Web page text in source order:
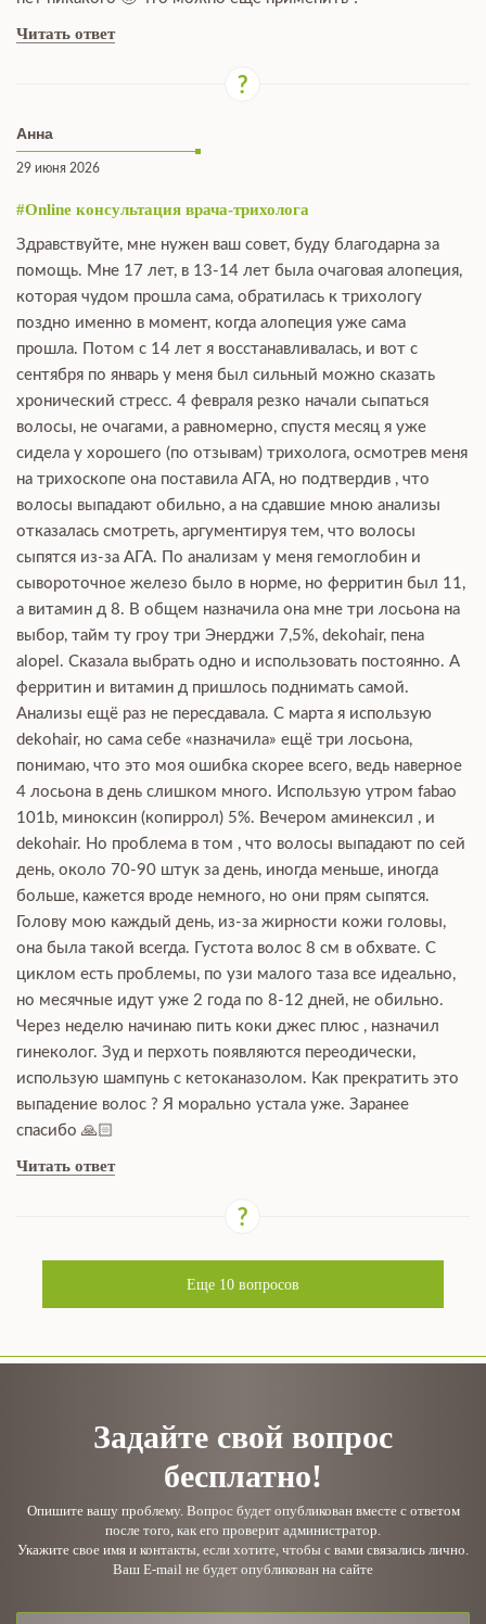
Читать ответ
Анна
29 июня 2026
#Online консультация врача-трихолога
Здравствуйте, мне нужен ваш совет, буду благодарна за
помощь. Мне 17 лет, в 13-14 лет была очаговая алопеция,
которая чудом прошла сама, обратилась к трихологу
поздно именно в момент, когда алопеция уже сама
прошла. Потом с 14 лет я восстанавливалась, и вот с
сентября по январь у меня был сильный можно сказать
хронический стресс. 4 февраля резко начали сыпаться
волосы, не очагами, а равномерно, спустя месяц я уже
сидела у хорошего (по отзывам) трихолога, осмотрев меня
на трихоскопе она поставила АГА, но подтвердив , что
волосы выпадают обильно, а на сдавшие мною анализы
отказалась смотреть, аргументируя тем, что волосы
сыпятся из-за АГА. По анализам у меня гемоглобин и
сывороточное железо было в норме, но ферритин был 11,
а витамин д 8. В общем назначила она мне три лосьона на
выбор, тайм ту гроу три Энерджи 7,5%, dekohair, пена
alopel. Сказала выбрать одно и использовать постоянно. А
ферритин и витамин д пришлось поднимать самой.
Анализы ещё раз не пересдавала. С марта я использую
dekohair, но сама себе «назначила» ещё три лосьона,
понимаю, что это моя ошибка скорее всего, ведь наверное
4 лосьона в день слишком много. Использую утром fabao
101b, миноксин (копиррол) 5%. Вечером аминексил , и
dekohair. Но проблема в том , что волосы выпадают по сей
день, около 70-90 штук за день, иногда меньше, иногда
больше, кажется вроде немного, но они прям сыпятся.
Голову мою каждый день, из-за жирности кожи головы,
она была такой всегда. Густота волос 8 см в обхвате. С
циклом есть проблемы, по узи малого таза все идеально,
но месячные идут уже 2 года по 8-12 дней, не обильно.
Через неделю начинаю пить коки джес плюс , назначил
гинеколог. Зуд и перхоть появляются переодически,
использую шампунь с кетоканазолом. Как прекратить это
выпадение волос ? Я морально устала уже. Заранее
спасибо 🙏🏻
Читать ответ
Еще 10 вопросов
Задайте свой вопрос
бесплатно!
Опишите вашу проблему. Вопрос будет опубликован вместе с ответом
после того, как его проверит администратор.
Укажите свое имя и контакты, если хотите, чтобы с вами связались лично.
Ваш E-mail не будет опубликован на сайте